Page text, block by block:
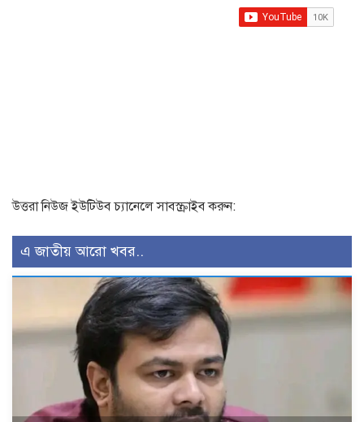
উত্তরা নিউজ ইউটিউব চ্যানেলে সাবস্ক্রাইব করুন:
এ জাতীয় আরো খবর..